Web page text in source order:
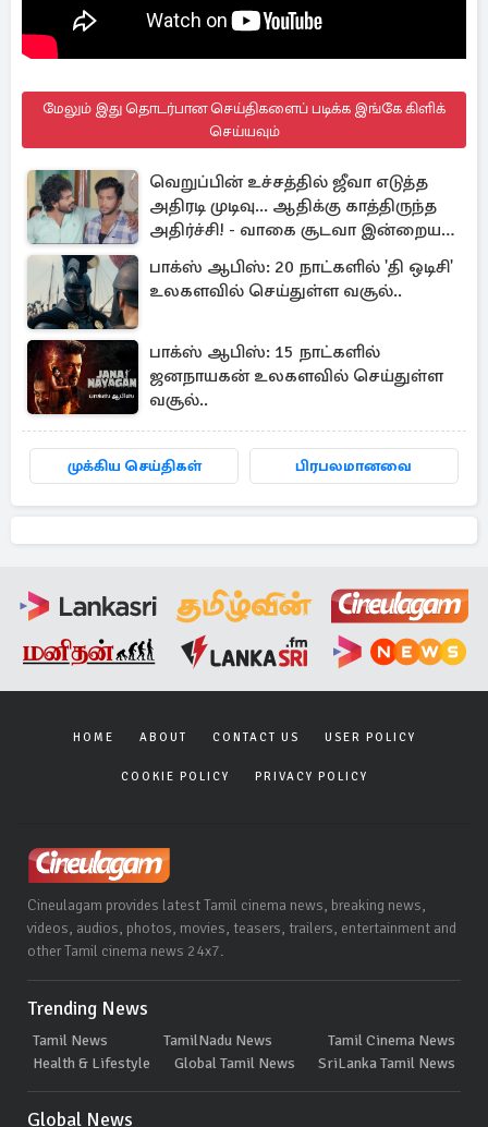
மேலும் இது தொடர்பான செய்திகளைப் படிக்க இங்கே கிளிக்
செய்யவும்
வெறுப்பின் உச்சத்தில் ஜீவா எடுத்த
அதிரடி முடிவு... ஆதிக்கு காத்திருந்த
அதிர்ச்சி! - வாகை சூடவா இன்றைய
எபிசோட் அப்டேட்
பாக்ஸ் ஆபிஸ்: 20 நாட்களில் 'தி ஒடிசி'
உலகளவில் செய்துள்ள வசூல்..
பாக்ஸ் ஆபிஸ்: 15 நாட்களில்
ஜனநாயகன் உலகளவில் செய்துள்ள
வசூல்..
முக்கிய செய்திகள் பிரபலமானவை
HOME ABOUT CONTACT US USER POLICY
COOKIE POLICY PRIVACY POLICY
Cineulagam provides latest Tamil cinema news, breaking news,
videos, audios, photos, movies, teasers, trailers, entertainment and
other Tamil cinema news 24x7.
Trending News
Tamil News TamilNadu News
Tamil Cinema News
Health & Lifestyle
Global Tamil News SriLanka Tamil News
Global News